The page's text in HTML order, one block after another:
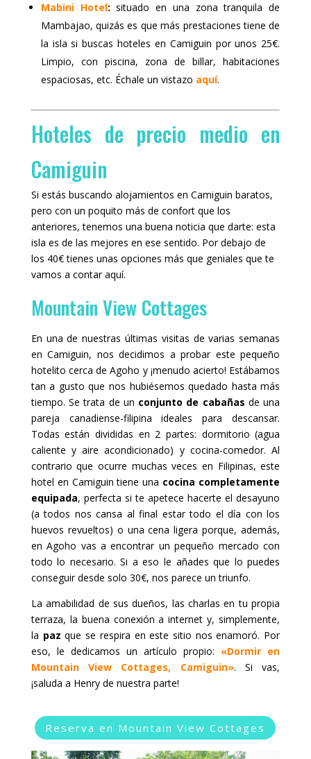
Mabini Hotel: situado en una zona tranquila de
Mambajao, quizás es que más prestaciones tiene de
la isla si buscas hoteles en Camiguin por unos 25€.
Limpio, con piscina, zona de billar, habitaciones
espaciosas, etc. Échale un vistazo aquí.
Hoteles de precio medio en
Camiguin
Si estás buscando alojamientos en Camiguin baratos,
pero con un poquito más de confort que los
anteriores, tenemos una buena noticia que darte: esta
isla es de las mejores en ese sentido. Por debajo de
los 40€ tienes unas opciones más que geniales que te
vamos a contar aquí.
Mountain View Cottages
En una de nuestras últimas visitas de varias semanas
en Camiguin, nos decidimos a probar este pequeño
hotelito cerca de Agoho y ¡menudo acierto! Estábamos
tan a gusto que nos hubiésemos quedado hasta más
tiempo. Se trata de un conjunto de cabañas de una
pareja canadiense-filipina ideales para descansar.
Todas están divididas en 2 partes: dormitorio (agua
caliente y aire acondicionado) y cocina-comedor. Al
contrario que ocurre muchas veces en Filipinas, este
hotel en Camiguin tiene una cocina completamente
equipada, perfecta si te apetece hacerte el desayuno
(a todos nos cansa al final estar todo el día con los
huevos revueltos) o una cena ligera porque, además,
en Agoho vas a encontrar un pequeño mercado con
todo lo necesario. Si a eso le añades que lo puedes
conseguir desde solo 30€, nos parece un triunfo.
La amabilidad de sus dueños, las charlas en tu propia
terraza, la buena conexión a internet y, simplemente,
la paz que se respira en este sitio nos enamoró. Por
eso, le dedicamos un artículo propio: «Dormir en
Mountain View Cottages, Camiguin». Si vas,
¡saluda a Henry de nuestra parte!
Reserva en Mountain View Cottages